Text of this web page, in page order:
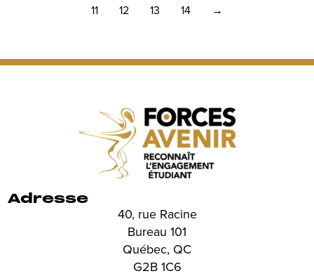
11
12 13 14 →
Adresse
40, rue Racine
Bureau 101
Québec, QC
G2B 1C6